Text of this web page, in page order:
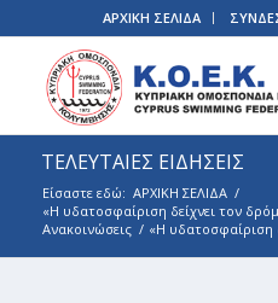
ΑΡΧΙΚΗ ΣΕΛΙΔΑ
ΤΕΛΕΥΤΑΙΕΣ ΕΙΔΗΣΕΙΣ
Είσαστε εδώ: ΑΡΧΙΚΗ ΣΕΛΙΔΑ /
«Η υδατοσφαίριση δείχνει τον
Ανακοινώσεις / «Η υδατοσφαίριση